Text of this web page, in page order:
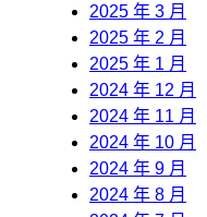
2025 年 3 月
2025 年 2 月
2025 年 1 月
2024 年 12 月
2024 年 11 月
2024 年 10 月
2024 年 9 月
2024 年 8 月